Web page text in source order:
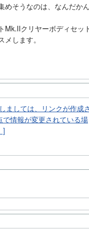
めそうなのは、なんだか
Mk.IIクリヤーボディセッ
メします。